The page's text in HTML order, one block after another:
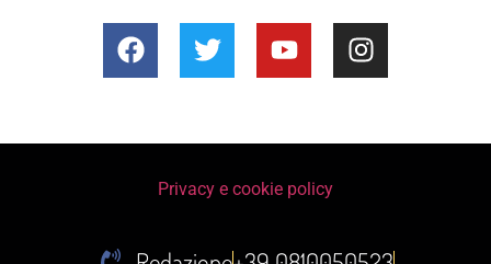
Privacy e cookie policy